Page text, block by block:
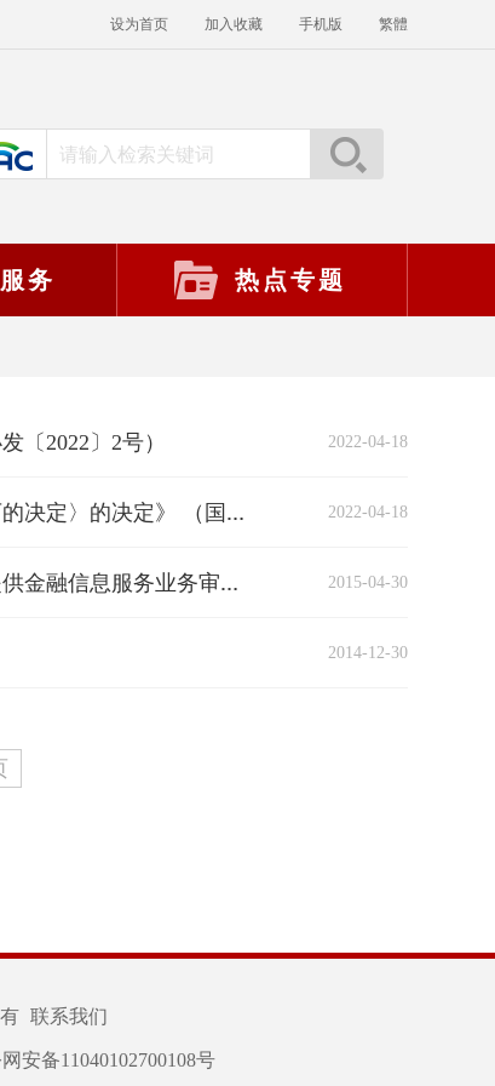
设为首页 加入收藏 手机版 繁體
务 热点专题
〔2022〕2号） 2022-04-18
《国务院关于修改〈国务院对确需保留的行政审批项目设定行政许可的决定〉的决定》 （国务院第548号令） 2022-04-18
关于变更互联网新闻信息服务单位审批备案和外国机构在中国境内提供金融信息服务业务审批实施机关的通知 2015-04-30
2014-12-30
联系我们
安备11040102700108号